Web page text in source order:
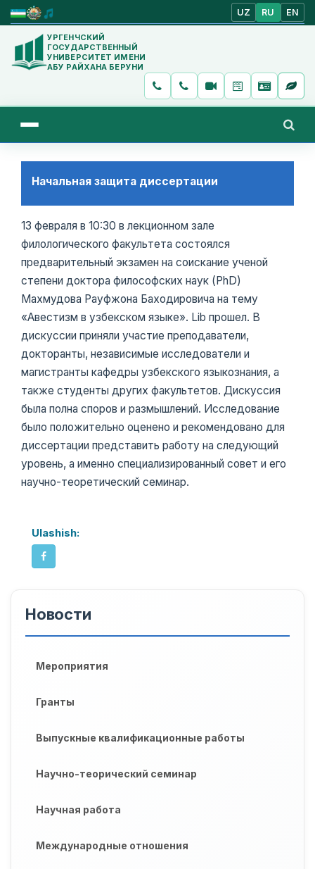
UZ RU EN
УРГЕНЧСКИЙ
ГОСУДАРСТВЕННЫЙ
УНИВЕРСИТЕТ ИМЕНИ
АБУ РАЙХАНА БЕРУНИ
Начальная защита диссертации
13 февраля в 10:30 в лекционном зале
филологического факультета состоялся
предварительный экзамен на соискание ученой
степени доктора философских наук (PhD)
Махмудова Рауфжона Баходировича на тему
«Авестизм в узбекском языке». Lib прошел. В
дискуссии приняли участие преподаватели,
докторанты, независимые исследователи и
магистранты кафедры узбекского языкознания, а
также студенты других факультетов. Дискуссия
была полна споров и размышлений. Исследование
было положительно оценено и рекомендовано для
диссертации представить работу на следующий
уровень, а именно специализированный совет и его
научно-теоретический семинар.
Ulashish:
Новости
Мероприятия
Гранты
Выпускные квалификационные работы
Научно-теорический семинар
Научная работа
Международные отношения